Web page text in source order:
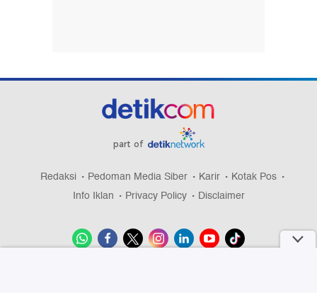
part of
Redaksi Pedoman Media Siber Karir
Kotak Pos
Info Iklan
Privacy Policy Disclaimer